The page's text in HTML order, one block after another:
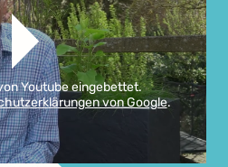
Youtube eingebettet.
von Google.